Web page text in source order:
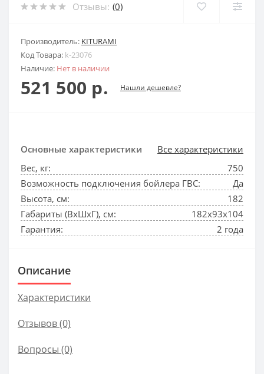
Отзывы: (0)
Производитель: KITURAMI
Код Товара: k-23076
Наличие: Нет в наличии
521 500 р. Нашли дешевле?
Основные характеристики
Все характеристики
Вес, кг:
750
Возможность подключения бойлера ГВС:
Да
Высота, см:
182
Габариты (ВхШхГ), см:
182x93x104
Гарантия:
2 года
Описание
Характеристики
Отзывов (0)
Вопросы (0)